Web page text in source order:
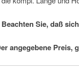
Sie, daß
angegebene Preis,